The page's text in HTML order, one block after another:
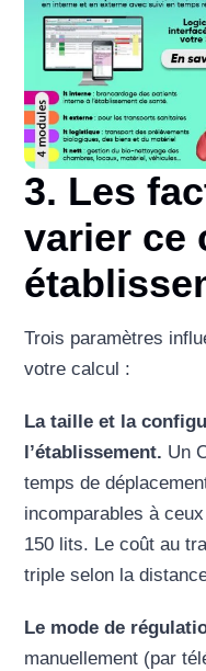
3. Les
varier ce
Trois paramètres
votre calcul :
La taille et la
l’établissement. Un
temps de
incomparables à
150 lits. Le coût au
triple selon la
Le mode de
manuellement (par